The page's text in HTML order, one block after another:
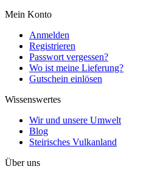
Mein Konto
Anmelden
Registrieren
Passwort vergessen?
Wo ist meine Lieferung?
Gutschein einlösen
Wissenswertes
Wir und unsere Umwelt
Blog
Steirisches Vulkanland
Über uns